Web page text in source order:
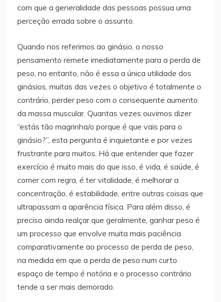
com que a generalidade das pessoas possua uma
perceção errada sobre o assunto.
Quando nos referimos ao ginásio, o nosso
pensamento remete imediatamente para a perda de
peso, no entanto, não é essa a única utilidade dos
ginásios, muitas das vezes o objetivo é totalmente o
contrário, perder peso com o consequente aumento
da massa muscular. Quantas vezes ouvimos dizer
“estás tão magrinha/o porque é que vais para o
ginásio?”, esta pergunta é inquietante e por vezes
frustrante para muitos. Há que entender que fazer
exercício é muito mais do que isso, é vida, é saúde, é
comer com regra, é ter vitalidade, é melhorar a
concentração, é estabilidade, entre outras coisas que
ultrapassam a aparência física. Para além disso, é
preciso ainda realçar que geralmente, ganhar peso é
um processo que envolve muita mais paciência
comparativamente ao processo de perda de peso,
na medida em que a perda de peso num curto
espaço de tempo é notória e o processo contrário
tende a ser mais demorado.